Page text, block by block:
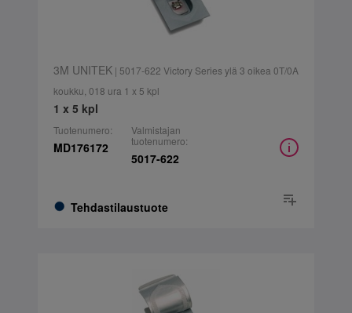
3M UNITEK| 5017-622 Victory Series ylä 3 oikea 0T/0A
koukku, 018 ura 1 x 5 kpl
1 x 5 kpl
Tuotenumero:
MD176172
Tehdastilaustuote
Valmistajan
tuotenumero:
5017-622